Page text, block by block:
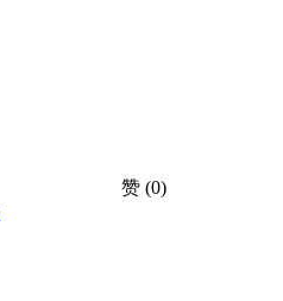
赞 (0)